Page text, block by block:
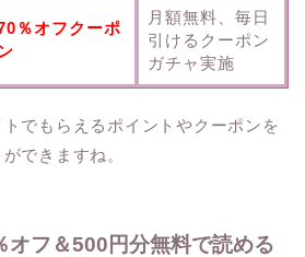
％オフクーポ
月額無料、毎日
引けるクーポン
ガチャ実施
トでもらえるポイントやクーポンを
できますね。
オフ＆500円分無料で読める